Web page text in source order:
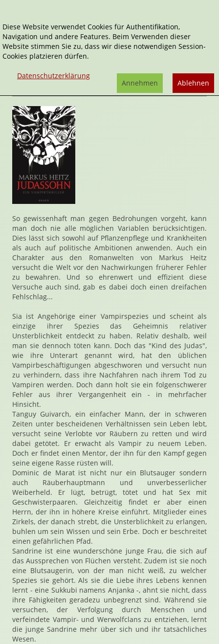
Home Belletristik Judassohn
Judassohn
Rezension von Stefan Cernohuby | 27. Mai 2010
So gewissenhaft man gegen Bedrohungen vorgeht, kann
man doch nie alle möglichen Variablen berücksichtigen.
Dies lässt sich sowohl auf Pflanzenpflege und Krankheiten
als auch auf politische Ambitionen anwenden. Auch ein
Charakter aus den Romanwelten von Markus Heitz
versucht die Welt vor den Nachwirkungen früherer Fehler
zu bewahren. Und so ehrenwert und effizient diese
Versuche auch sind, gab es dabei doch einen dreifachen
Fehlschlag...
Sia ist Angehörige einer Vampirspezies und scheint als
einzige ihrer Spezies das Geheimnis relativer
Unsterblichkeit entdeckt zu haben. Relativ deshalb, weil
man sie dennoch töten kann. Doch das "Kind des Judas",
wie ihre Unterart genannt wird, hat den üblichen
Vampirbeschäftigungen abgeschworen und versucht nun
zu verhindern, dass ihre Nachfahren nach ihrem Tod zu
Vampiren werden. Doch dann holt sie ein folgenschwerer
Fehler aus ihrer Vergangenheit ein - in mehrfacher
Hinsicht.
Tanguy Guivarch, ein einfacher Mann, der in schweren
Zeiten unter bescheidenen Verhältnissen sein Leben lebt,
versucht seine Verlobte vor Räubern zu retten und wird
dabei getötet. Er erwacht als Vampir zu neuem Leben.
Doch er findet einen Mentor, der ihn für den Kampf gegen
seine eigene Rasse rüsten will.
Dominic de Marat ist nicht nur ein Blutsauger sondern
auch Räuberhauptmann und unverbesserlicher
Weiberheld. Er lügt, betrügt, tötet und hat Sex mit
Geschwisterpaaren. Gleichzeitig findet er aber einen
Herrn, der ihn in höhere Kreise einführt. Mitglieder eines
Zirkels, der danach strebt, die Unsterblichkeit zu erlangen,
buhlen um sein Wissen und sein Erbe. Doch er beschreitet
einen gefährlichen Pfad.
Sandrine ist eine wunderschöne junge Frau, die sich auf
das Aussprechen von Flüchen versteht. Zudem ist sie noch
eine Blutsaugerin, von der man nicht weiß, zu welcher
Spezies sie gehört. Als sie die Liebe ihres Lebens kennen
lernt - eine Sukkubi namens Anjanka -, ahnt sie nicht, dass
ihre Fähigkeiten geradezu unbegrenzt sind. Während sie
versuchen, der Verfolgung durch Menschen und
verfeindete Vampir- und Werwolfclans zu entziehen, lernt
die junge Sandrine mehr über sich und ihr tatsächliches
Wesen.
Diese Website verwendet Cookies für Authentifikation,
Navigation und andere Features. Beim Verwenden dieser
Website stimmen Sie zu, dass wir diese notwendigen Session-
Cookies platzieren dürfen.
Datenschutzerklärung
Ablehnen
Annehmen